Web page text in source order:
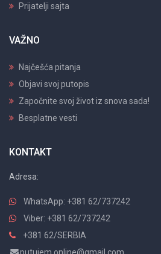
Prijatelji sajta
VAŽNO
Najčešća pitanja
Objavi svoj putopis
Započnite svoj život iz snova sada!
Besplatne vesti
KONTAKT
Adresa:
WhatsApp: +381 62/737242
Viber: +381 62/737242
+381 62/SERBIA